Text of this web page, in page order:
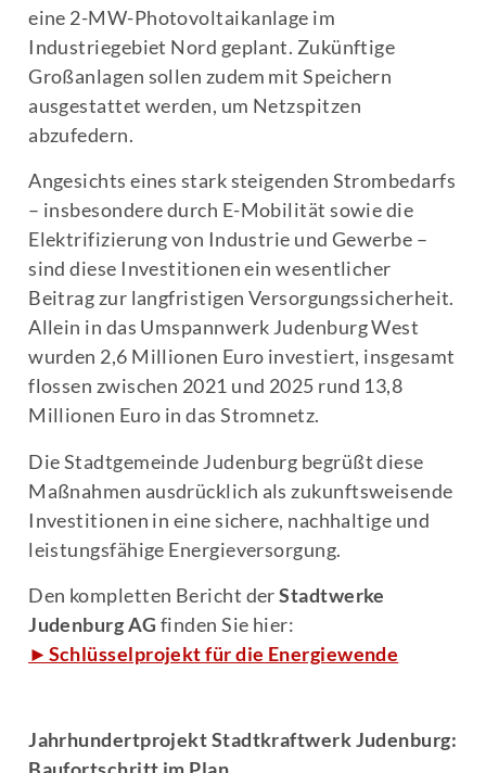
eine 2-MW-Photovoltaikanlage im
Industriegebiet Nord geplant. Zukünftige
Großanlagen sollen zudem mit Speichern
ausgestattet werden, um Netzspitzen
abzufedern.
Angesichts eines stark steigenden Strombedarfs
– insbesondere durch E-Mobilität sowie die
Elektrifizierung von Industrie und Gewerbe –
sind diese Investitionen ein wesentlicher
Beitrag zur langfristigen Versorgungssicherheit.
Allein in das Umspannwerk Judenburg West
wurden 2,6 Millionen Euro investiert, insgesamt
flossen zwischen 2021 und 2025 rund 13,8
Millionen Euro in das Stromnetz.
Die Stadtgemeinde Judenburg begrüßt diese
Maßnahmen ausdrücklich als zukunftsweisende
Investitionen in eine sichere, nachhaltige und
leistungsfähige Energieversorgung.
Den kompletten Bericht derStadtwerke
Judenburg AG finden Sie hier:
►Schlüsselprojekt für die Energiewende
Jahrhundertprojekt Stadtkraftwerk Judenburg: